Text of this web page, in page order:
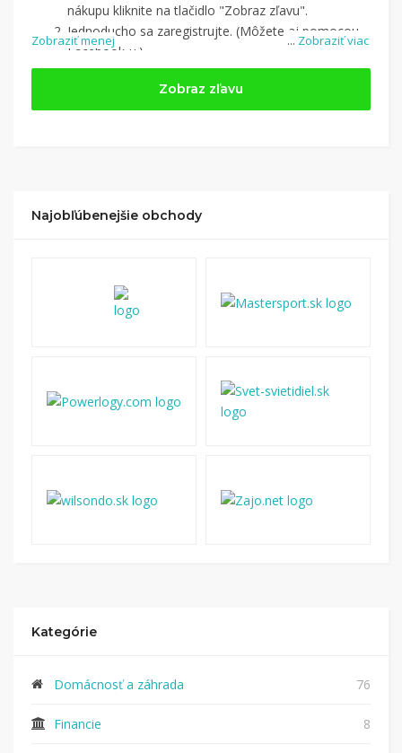
... Zobraziť viac
nákupu kliknite na tlačidlo "Zobraz zľavu".
Jednoducho sa zaregistrujte. (Môžete aj pomocou
Facebook-u.)
Jednoducho sinájdite obchod, pomocou služby
(v ponuke je cca 1 500 obchodov).
Kliknite na tlačidlo „Nakupovať“.(Následne
nákupu, si tieto peniaze môžete dať hneď vyplatiť
Zobraziť menej
Zobraz zľavu
Najobľúbenejšie obchody
Kategórie
Domácnosť a záhrada 76
Financie 8